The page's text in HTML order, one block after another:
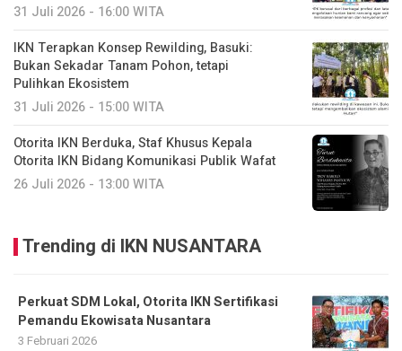
31 Juli 2026 - 16:00 WITA
IKN Terapkan Konsep Rewilding, Basuki:
Bukan Sekadar Tanam Pohon, tetapi
Pulihkan Ekosistem
31 Juli 2026 - 15:00 WITA
Otorita IKN Berduka, Staf Khusus Kepala
Otorita IKN Bidang Komunikasi Publik Wafat
26 Juli 2026 - 13:00 WITA
Trending di IKN NUSANTARA
Perkuat SDM Lokal, Otorita IKN Sertifikasi
Pemandu Ekowisata Nusantara
3 Februari 2026